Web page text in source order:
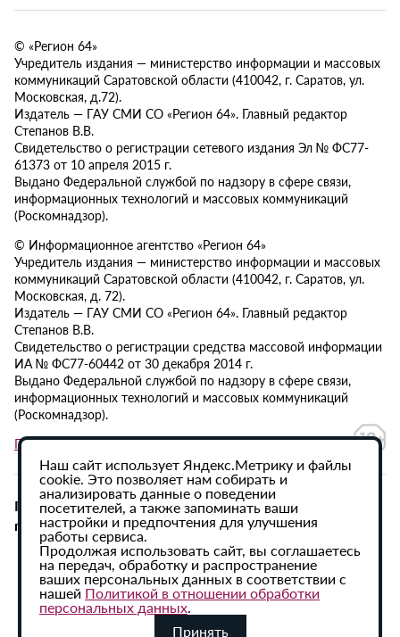
© «Регион 64»
Учредитель издания — министерство информации и массовых
коммуникаций Саратовской области (410042, г. Саратов, ул.
Московская, д.72).
Издатель — ГАУ СМИ СО «Регион 64». Главный редактор
Степанов В.В.
Свидетельство о регистрации сетевого издания Эл № ФС77-
61373 от 10 апреля 2015 г.
Выдано Федеральной службой по надзору в сфере связи,
информационных технологий и массовых коммуникаций
(Роскомнадзор).
© Информационное агентство «Регион 64»
Учредитель издания — министерство информации и массовых
коммуникаций Саратовской области (410042, г. Саратов, ул.
Московская, д. 72).
Издатель — ГАУ СМИ СО «Регион 64». Главный редактор
Степанов В.В.
Свидетельство о регистрации средства массовой информации
ИА № ФС77-60442 от 30 декабря 2014 г.
Выдано Федеральной службой по надзору в сфере связи,
информационных технологий и массовых коммуникаций
(Роскомнадзор).
Политика в отношении обработки персональных данных
При использовании материалов сайта активная
гиперссылка на ИА «Регион 64» обязательна.
Наш сайт использует Яндекс.Метрику и файлы
cookie. Это позволяет нам собирать и
анализировать данные о поведении
посетителей, а также запоминать ваши
настройки и предпочтения для улучшения
работы сервиса.
Продолжая использовать сайт, вы соглашаетесь
на передач, обработку и распространение
ваших персональных данных в соответствии с
нашей Политикой в отношении обработки
персональных данных.
Принять